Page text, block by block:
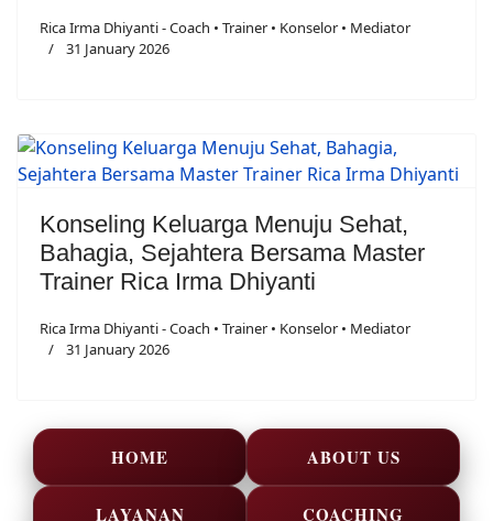
Rica Irma Dhiyanti - Coach • Trainer • Konselor • Mediator
31 January 2026
Konseling Keluarga Menuju Sehat,
Bahagia, Sejahtera Bersama Master
Trainer Rica Irma Dhiyanti
Rica Irma Dhiyanti - Coach • Trainer • Konselor • Mediator
31 January 2026
HOME ABOUT US
LAYANAN COACHING